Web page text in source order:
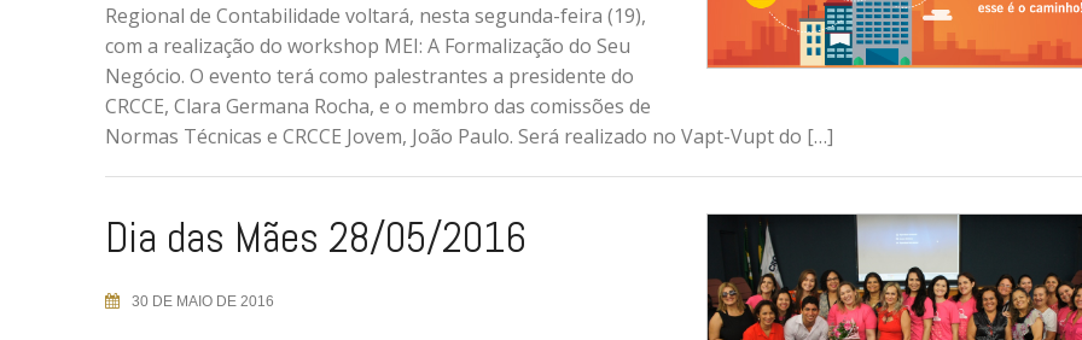
Regional de Contabilidade voltará, nesta segunda-feira (19),
com a realização do workshop MEI: A Formalização do Seu
Negócio. O evento terá como palestrantes a presidente do
CRCCE, Clara Germana Rocha, e o membro das comissões de
Normas Técnicas e CRCCE Jovem, João Paulo. Será realizado no Vapt-Vupt do […]
Dia das Mães 28/05/2016
30 DE MAIO DE 2016